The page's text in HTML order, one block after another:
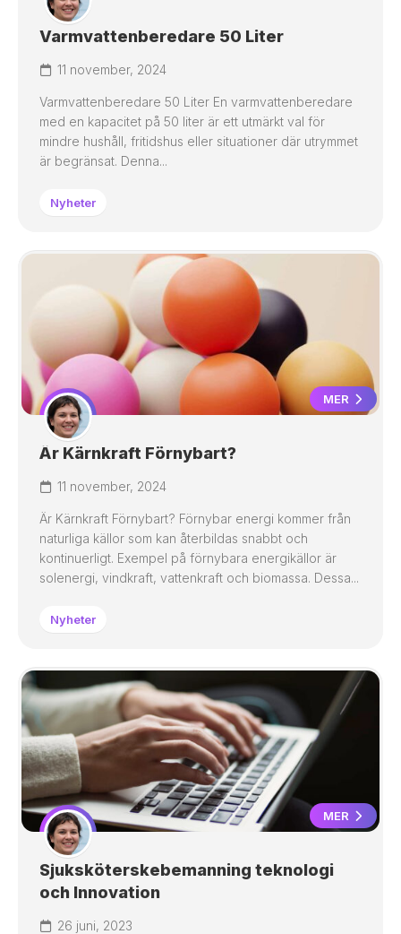
Varmvattenberedare 50 Liter
11 november, 2024
Varmvattenberedare 50 Liter En varmvattenberedare
med en kapacitet på 50 liter är ett utmärkt val för
mindre hushåll, fritidshus eller situationer där utrymmet
är begränsat. Denna...
Nyheter
MER
Är Kärnkraft Förnybart?
11 november, 2024
Är Kärnkraft Förnybart? Förnybar energi kommer från
naturliga källor som kan återbildas snabbt och
kontinuerligt. Exempel på förnybara energikällor är
solenergi, vindkraft, vattenkraft och biomassa. Dessa...
Nyheter
MER
Sjuksköterskebemanning teknologi
och Innovation
26 juni, 2023